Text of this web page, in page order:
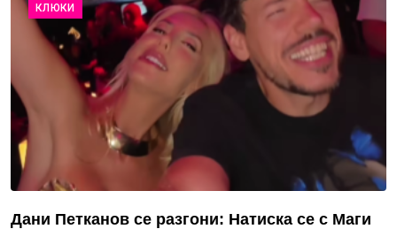
КЛЮКИ
Дани Петканов се разгони: Натиска се с Маги